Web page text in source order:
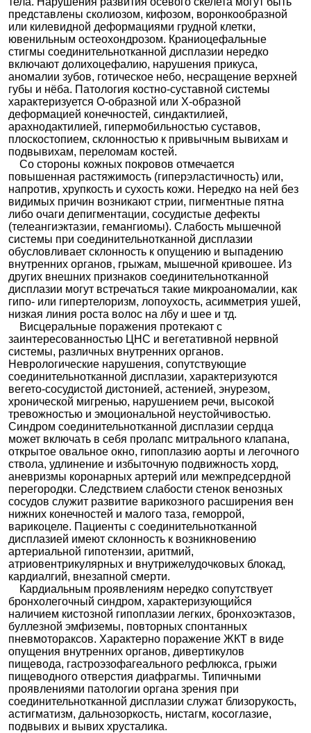
представлены сколиозом, кифозом, воронкообразной
или килевидной деформациями грудной клетки,
ювенильным остеохондрозом. Краниоцефальные
стигмы соединительнотканной дисплазии нередко
включают долихоцефалию, нарушения прикуса,
аномалии зубов, готическое небо, несращение верхней
губы и нёба. Патология костно-суставной системы
характеризуется О-образной или Х-образной
деформацией конечностей, синдактилией,
арахнодактилией, гипермобильностью суставов,
плоскостопием, склонностью к привычным вывихам и
подвывихам, переломам костей.
Со стороны кожных покровов отмечается
повышенная растяжимость (гиперэластичность) или,
напротив, хрупкость и сухость кожи. Нередко на ней без
видимых причин возникают стрии, пигментные пятна
либо очаги депигментации, сосудистые дефекты
(телеангиэктазии, гемангиомы). Слабость мышечной
системы при соединительнотканной дисплазии
обусловливает склонность к опущению и выпадению
внутренних органов, грыжам, мышечной кривошее. Из
других внешних признаков соединительнотканной
дисплазии могут встречаться такие микроаномалии, как
гипо- или гипертелоризм, лопоухость, асимметрия ушей,
низкая линия роста волос на лбу и шее и тд.
Висцеральные поражения протекают с
заинтересованностью ЦНС и вегетативной нервной
системы, различных внутренних органов.
Неврологические нарушения, сопутствующие
соединительнотканной дисплазии, характеризуются
вегето-сосудистой дистонией, астенией, энурезом,
хронической мигренью, нарушением речи, высокой
тревожностью и эмоциональной неустойчивостью.
Синдром соединительнотканной дисплазии сердца
может включать в себя пролапс митрального клапана,
открытое овальное окно, гипоплазию аорты и легочного
ствола, удлинение и избыточную подвижность хорд,
аневризмы коронарных артерий или межпредсердной
перегородки. Следствием слабости стенок венозных
сосудов служит развитие варикозного расширения вен
нижних конечностей и малого таза, геморрой,
варикоцеле. Пациенты с соединительнотканной
дисплазией имеют склонность к возникновению
артериальной гипотензии, аритмий,
атриовентрикулярных и внутрижелудочковых блокад,
кардиалгий, внезапной смерти.
Кардиальным проявлениям нередко сопутствует
бронхолегочный синдром, характеризующийся
наличием кистозной гипоплазии легких, бронхоэктазов,
буллезной эмфиземы, повторных спонтанных
пневмотораксов. Характерно поражение ЖКТ в виде
опущения внутренних органов, дивертикулов
пищевода, гастроэзофагеального рефлюкса, грыжи
пищеводного отверстия диафрагмы. Типичными
проявлениями патологии органа зрения при
соединительнотканной дисплазии служат близорукость,
астигматизм, дальнозоркость, нистагм, косоглазие,
подвывих и вывих хрусталика.